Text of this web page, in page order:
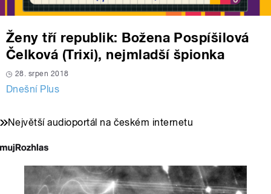
Ženy tří republik: Božena Pospíšilová
Čelková (Trixi), nejmladší špionka
28. srpen 2018
Dnešní Plus
Největší audioportál na českém internetu